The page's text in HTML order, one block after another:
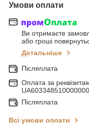
Умови оплати
Ви отримаєте
або гроші
Детальніше
Післяплата
Оплата за
Післяплата
Всі умови оплати